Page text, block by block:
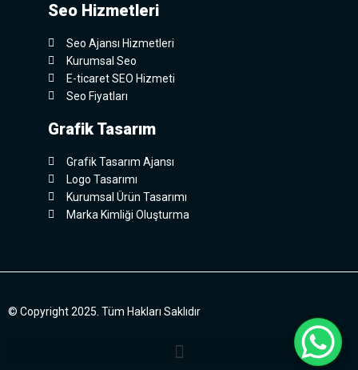
Seo Hizmetleri
Seo Ajansı Hizmetleri
Kurumsal Seo
E-ticaret SEO Hizmeti
Seo Fiyatları
Grafik Tasarım
Grafik Tasarım Ajansı
Logo Tasarımı
Kurumsal Ürün Tasarımı
Marka Kimliği Oluşturma
© Copyright 2025. Tüm Hakları Saklıdır